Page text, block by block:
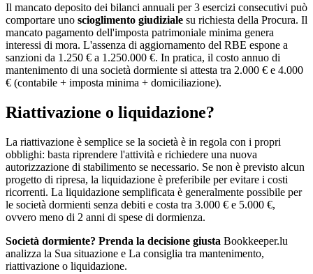
Il mancato deposito dei bilanci annuali per 3 esercizi consecutivi può
comportare uno scioglimento giudiziale su richiesta della Procura. Il
mancato pagamento dell'imposta patrimoniale minima genera
interessi di mora. L'assenza di aggiornamento del RBE espone a
sanzioni da 1.250 € a 1.250.000 €. In pratica, il costo annuo di
mantenimento di una società dormiente si attesta tra 2.000 € e 4.000
€ (contabile + imposta minima + domiciliazione).
Riattivazione o liquidazione?
La riattivazione è semplice se la società è in regola con i propri
obblighi: basta riprendere l'attività e richiedere una nuova
autorizzazione di stabilimento se necessario. Se non è previsto alcun
progetto di ripresa, la liquidazione è preferibile per evitare i costi
ricorrenti. La liquidazione semplificata è generalmente possibile per
le società dormienti senza debiti e costa tra 3.000 € e 5.000 €,
ovvero meno di 2 anni di spese di dormienza.
Società dormiente? Prenda la decisione giusta Bookkeeper.lu
analizza la Sua situazione e La consiglia tra mantenimento,
riattivazione o liquidazione.